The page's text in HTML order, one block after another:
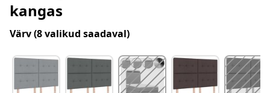
kangas
Värv(8 valikud saadaval)